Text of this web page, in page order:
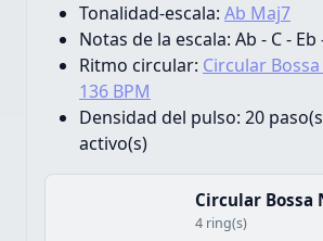
Tonalidad-escala: Ab Maj7
Notas de la escala: Ab - C - Eb
Ritmo circular: Circular
136 BPM
Densidad del pulso: 20
activo(s)
Circular Bossa
4 ring(s)